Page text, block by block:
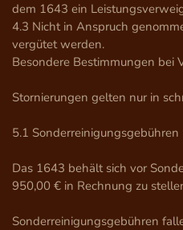
dem 1643 ein
4.3 Nicht in Anspruch
vergütet werden.
Besondere Bestimmungen bei
Stornierungen gelten nur in
5.1 Sonderreinigungsgebühren
Das 1643 behält sich vor
950,00 € in Rechnung zu
Sonderreinigungsgebühren